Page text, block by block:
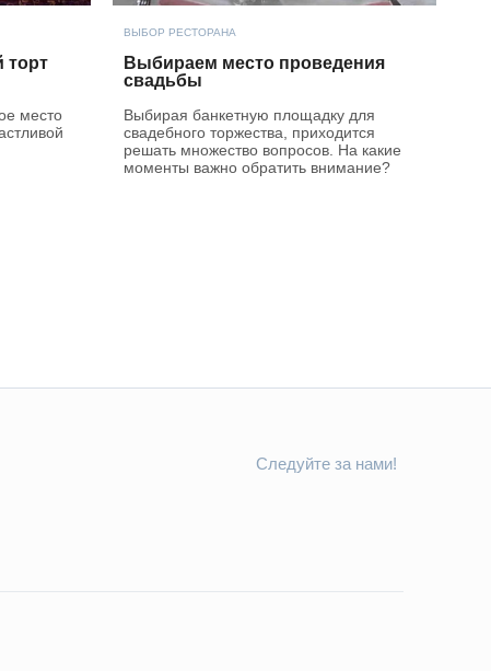
торт
место
ВЫБОР РЕСТОРАНА
Выбираем место проведения
свадьбы
Выбирая банкетную площадку для
свадебного торжества, приходится
решать множество вопросов. На какие
моменты важно обратить внимание?
Следуйте за нами!